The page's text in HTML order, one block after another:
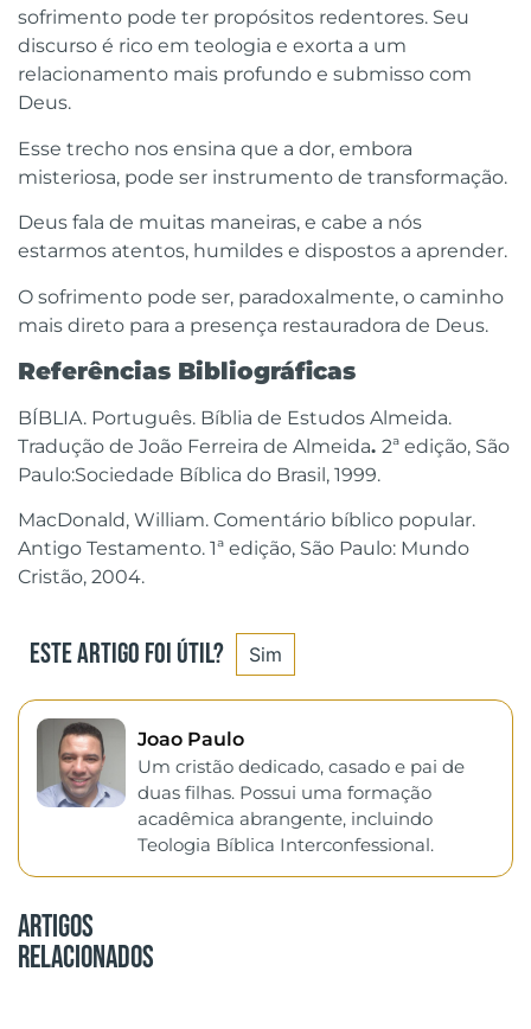
sofrimento pode ter propósitos redentores. Seu
discurso é rico em teologia e exorta a um
relacionamento mais profundo e submisso com
Deus.
Esse trecho nos ensina que a dor, embora
misteriosa, pode ser instrumento de transformação.
Deus fala de muitas maneiras, e cabe a nós
estarmos atentos, humildes e dispostos a aprender.
O sofrimento pode ser, paradoxalmente, o caminho
mais direto para a presença restauradora de Deus.
Referências Bibliográficas
BÍBLIA. Português. Bíblia de Estudos Almeida.
Tradução de João Ferreira de Almeida. 2ª edição, São
Paulo:Sociedade Bíblica do Brasil, 1999.
MacDonald, William. Comentário bíblico popular.
Antigo Testamento. 1ª edição, São Paulo: Mundo
Cristão, 2004.
Este artigo foi útil? Sim
Joao Paulo
Um cristão dedicado, casado e pai de
duas filhas. Possui uma formação
acadêmica abrangente, incluindo
Teologia Bíblica Interconfessional.
Artigos
Relacionados